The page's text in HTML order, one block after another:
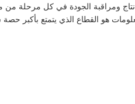
ومراقبة الجودة في كل مرحلة من
هو القطاع الذي يتمتع بأكبر